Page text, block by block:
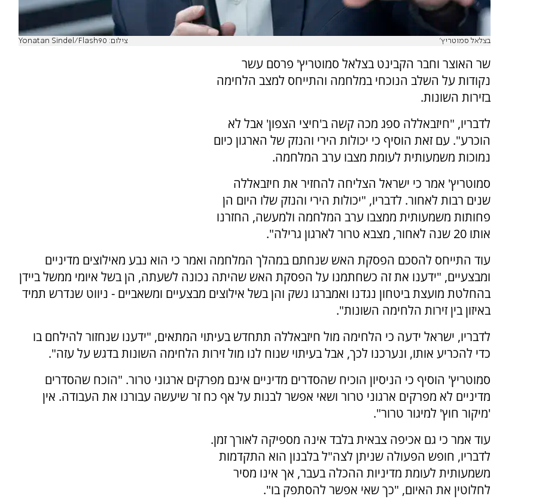
בצלאל סמוטריץ' צילום: Yonatan Sindel/Flash90
שר האוצר וחבר הקבינט בצלאל סמוטריץ' פרסם עשר
נקודות על השלב הנוכחי במלחמה והתייחס למצב הלחימה
בזירות השונות.
לדבריו, "חיזבאללה ספג מכה קשה ב'חיצי הצפון' אבל לא
הוכרע". עם זאת הוסיף כי יכולות הירי והנזק של הארגון כיום
נמוכות משמעותית לעומת מצבו ערב המלחמה.
סמוטריץ' אמר כי ישראל הצליחה להחזיר את חיזבאללה
שנים רבות לאחור. לדבריו, "יכולות הירי והנזק שלו היום הן
פחותות משמעותית ממצבו ערב המלחמה ולמעשה, החזרנו
אותו 20 שנה לאחור, מצבא טרור לארגון גרילה".
עוד התייחס להסכם הפסקת האש שנחתם במהלך המלחמה ואמר כי הוא נבע מאילוצים מדיניים
ומבצעיים, "ידענו את זה כשחתמנו על הפסקת האש שהיתה נכונה לשעתה, הן בשל איומי ממשל ביידן
בהחלטת מועצת ביטחון נגדנו ואמברגו נשק והן בשל אילוצים מבצעיים ומשאביים - ניווט שנדרש תמיד
באיזון בין זירות הלחימה השונות".
לדבריו, ישראל ידעה כי הלחימה מול חיזבאללה תתחדש בעיתוי המתאים, "ידענו שנחזור להילחם בו
כדי להכריע אותו, ונערכנו לכך, אבל בעיתוי שנוח לנו מול זירות הלחימה השונות בדגש על עזה".
סמוטריץ' הוסיף כי הניסיון הוכיח שהסדרים מדיניים אינם מפרקים ארגוני טרור. "הוכח שהסדרים
מדיניים לא מפרקים ארגוני טרור ושאי אפשר לבנות על אף כח זר שיעשה עבורנו את העבודה. אין
'מיקור חוץ' למיגור טרור".
עוד אמר כי גם אכיפה צבאית בלבד אינה מספיקה לאורך זמן.
לדבריו, חופש הפעולה שניתן לצה"ל בלבנון הוא התקדמות
משמעותית לעומת מדיניות ההכלה בעבר, אך אינו מסיר
לחלוטין את האיום, "כך שאי אפשר להסתפק בו".